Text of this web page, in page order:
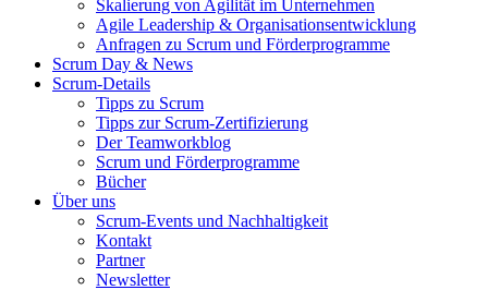
Skalierung von Agilität im Unternehmen
Agile Leadership & Organisationsentwicklung
Anfragen zu Scrum und Förderprogramme
Scrum Day & News
Scrum-Details
Tipps zu Scrum
Tipps zur Scrum-Zertifizierung
Der Teamworkblog
Scrum und Förderprogramme
Bücher
Über uns
Scrum-Events und Nachhaltigkeit
Kontakt
Partner
Newsletter